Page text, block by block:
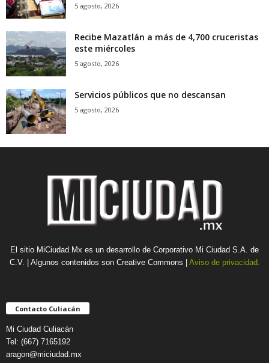
5 agosto, 2026
Recibe Mazatlán a más de 4,700 cruceristas
este miércoles
5 agosto, 2026
Servicios públicos que no descansan
5 agosto, 2026
El sitio MiCiudad.Mx es un desarrollo de Corporativo Mi Ciudad S.A. de
C.V. | Algunos contenidos son Creative Commons | Aviso de privacidad.
Contacto Culiacán
Mi Ciudad Culiacán
Tel: (667) 7165192
aragon@miciudad.mx